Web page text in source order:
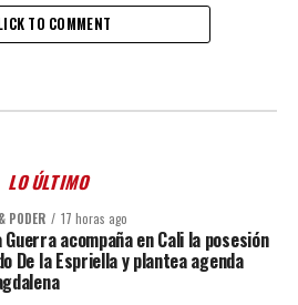
TO COMMENT
LO ÚLTIMO
PODER 17 horas ago
acompaña en Cali la posesión
De la Espriella y plantea agenda